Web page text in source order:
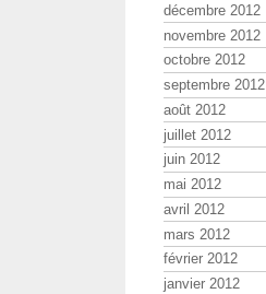
décembre 2012
novembre 2012
octobre 2012
septembre 2012
août 2012
juillet 2012
juin 2012
mai 2012
avril 2012
mars 2012
février 2012
janvier 2012